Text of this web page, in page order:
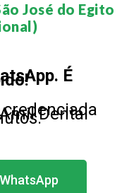
José do Egito
É
Dental